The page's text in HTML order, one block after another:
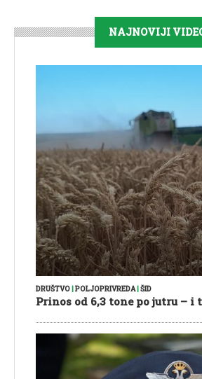
NAJNOVIJI
DRUŠTVO POLJOPRIVREDA| ŠID
Prinos od 6,3 tone po jutru – i